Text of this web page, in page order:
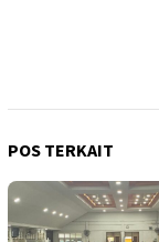
POS TERKAIT